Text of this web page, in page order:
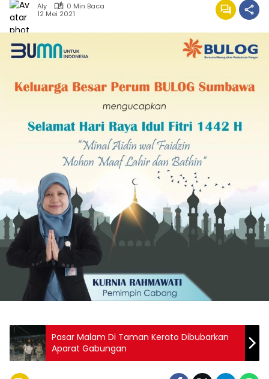
Aly
0 Min Baca
12 Mei 2021
Pasar Malam Di Taman Kerato Dibubarkan
Aparat Gabungan